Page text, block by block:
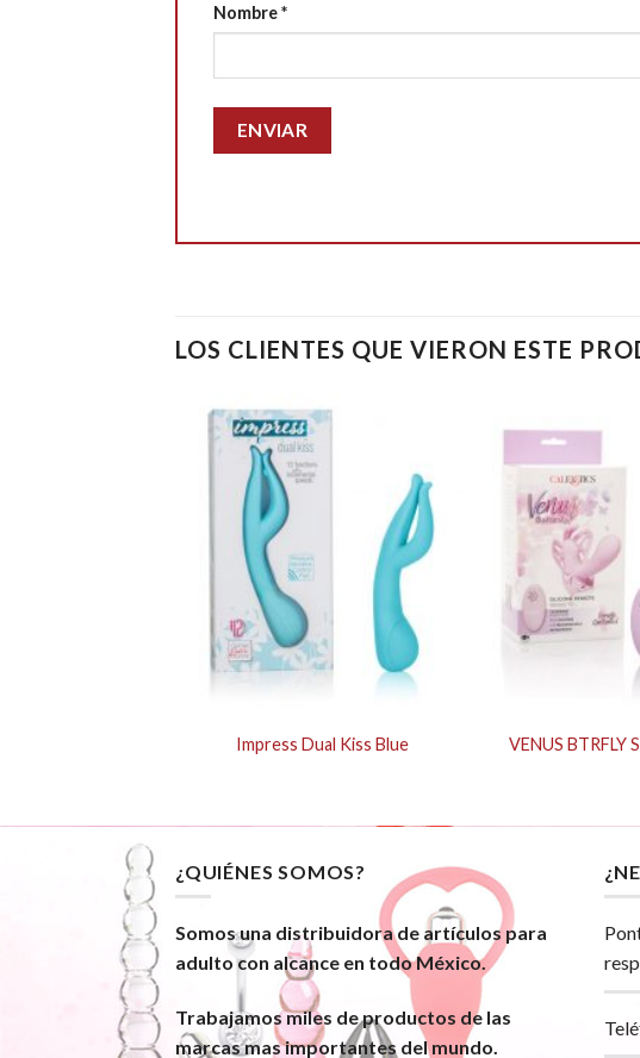
Nombre*
LOS CLIENTES QUE VIERON ESTE
Impress Dual Kiss Blue VENUS BTRFLY
¿QUIÉNES SOMOS?
Somos una distribuidora de artículos para
adulto con alcance en todo México.
Trabajamos miles de productos de las
marcas mas importantes del mundo.